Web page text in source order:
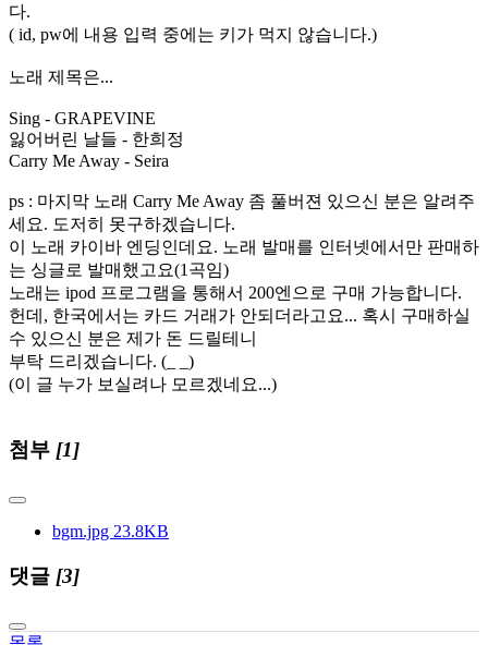
다.
( id, pw에 내용 입력 중에는 키가 먹지 않습니다.)
노래 제목은...
Sing - GRAPEVINE
잃어버린 날들 - 한희정
Carry Me Away - Seira
ps : 마지막 노래 Carry Me Away 좀 풀버젼 있으신 분은 알려주
세요. 도저히 못구하겠습니다.
이 노래 카이바 엔딩인데요. 노래 발매를 인터넷에서만 판매하
는 싱글로 발매했고요(1곡임)
노래는 ipod 프로그램을 통해서 200엔으로 구매 가능합니다.
헌데, 한국에서는 카드 거래가 안되더라고요... 혹시 구매하실
수 있으신 분은 제가 돈 드릴테니
부탁 드리겠습니다. (_ _)
(이 글 누가 보실려나 모르겠네요...)
첨부 [1]
bgm.jpg 23.8KB
댓글 [3]